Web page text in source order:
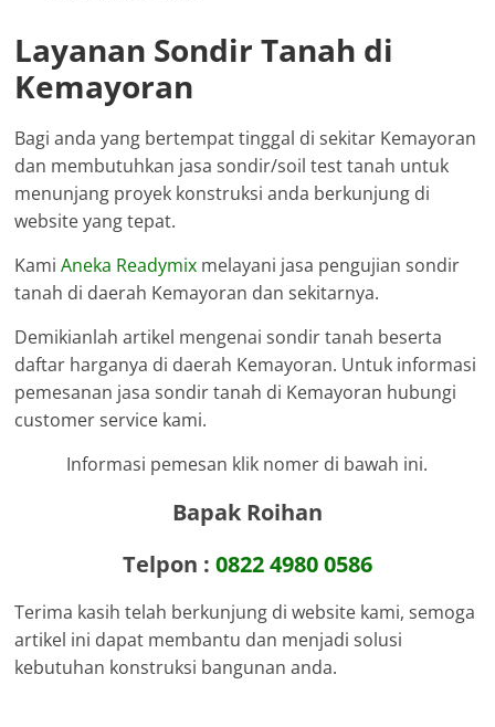
Layanan Sondir Tanah di
Kemayoran
Bagi anda yang bertempat tinggal di sekitar Kemayoran
dan membutuhkan jasa sondir/soil test tanah untuk
menunjang proyek konstruksi anda berkunjung di
website yang tepat.
KamiAneka Readymix melayani jasa pengujian sondir
tanah di daerah Kemayoran dan sekitarnya.
Demikianlah artikel mengenai sondir tanah beserta
daftar harganya di daerah Kemayoran. Untuk informasi
pemesanan jasa sondir tanah di Kemayoran hubungi
customer service kami.
Informasi pemesan klik nomer di bawah ini.
Bapak Roihan
Telpon : 0822 4980 0586
Terima kasih telah berkunjung di website kami, semoga
artikel ini dapat membantu dan menjadi solusi
kebutuhan konstruksi bangunan anda.